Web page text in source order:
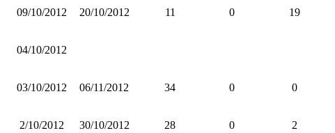
09/10/2012 20/10/2012 11 0 19
04/10/2012
03/10/2012 06/11/2012 34 0 0
2/10/2012 30/10/2012 28 0 2